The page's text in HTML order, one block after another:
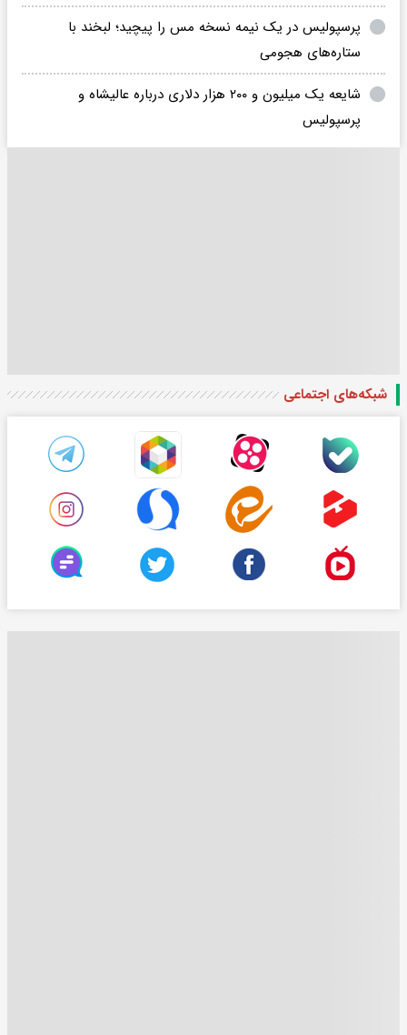
پرسپولیس در یک نیمه نسخه مس را پیچید؛ لبخند با
ستاره‌های هجومی
شایعه یک میلیون و ۲۰۰ هزار دلاری درباره عالیشاه و
پرسپولیس
شبکه‌های اجتماعی